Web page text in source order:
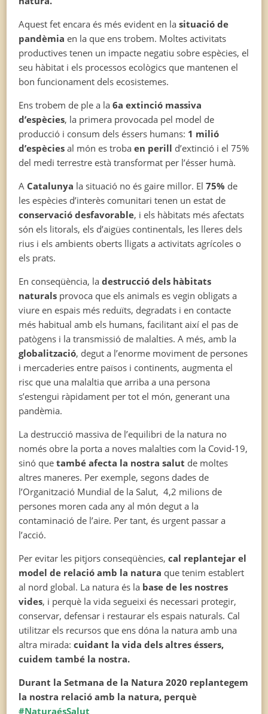
Aquest fet encara és més evident en la situació de
pandèmia en la que ens trobem. Moltes activitats
productives tenen un impacte negatiu sobre espècies, el
seu hàbitat i els processos ecològics que mantenen el
bon funcionament dels ecosistemes.
Ens trobem de ple a la6a extinció massiva
d’espècies, la primera provocada pel model de
producció i consum dels éssers humans: 1 milió
d’espècies al món es trobaen perill d’extinció i el 75%
del medi terrestre està transformat per l’ésser humà.
A Catalunya la situació no és gaire millor. El75% de
les espècies d’interès comunitari tenen un estat de
conservació desfavorable, i els hàbitats més afectats
són els litorals, els d’aigües continentals, les lleres dels
rius i els ambients oberts lligats a activitats agrícoles o
els prats.
En conseqüència, ladestrucció dels hàbitats
naturals provoca que els animals es vegin obligats a
viure en espais més reduïts, degradats i en contacte
més habitual amb els humans, facilitant així el pas de
patògens i la transmissió de malalties. A més, amb la
globalització, degut a l’enorme moviment de persones
i mercaderies entre països i continents, augmenta el
risc que una malaltia que arriba a una persona
s’estengui ràpidament per tot el món, generant una
pandèmia.
La destrucció massiva de l’equilibri de la natura no
només obre la porta a noves malalties com la Covid-19,
sinó quetambé afecta la nostra salut de moltes
altres maneres. Per exemple, segons dades de
l’Organització Mundial de la Salut, 4,2 milions de
persones moren cada any al món degut a la
contaminació de l’aire. Per tant, és urgent passar a
l’acció.
Per evitar les pitjors conseqüències,cal replantejar el
model de relació amb la natura que tenim establert
al nord global. La natura és la base de les nostres
vides, i perquè la vida segueixi és necessari protegir,
conservar, defensar i restaurar els espais naturals. Cal
utilitzar els recursos que ens dóna la natura amb una
altra mirada:cuidant la vida dels altres éssers,
cuidem també la nostra.
Durant la Setmana de la Natura 2020 replantegem
la nostra relació amb la natura, perquè
#NaturaésSalut